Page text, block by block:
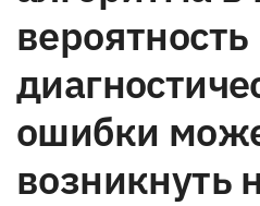
вероятность
ошибки
возникнуть